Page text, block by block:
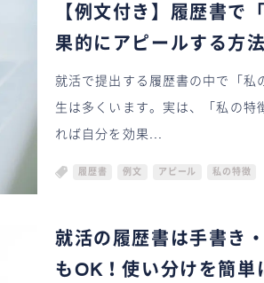
【例文付き】履歴書で
果的にアピールする方
就活で提出する履歴書の中で「私
生は多くいます。実は、「私の特
れば自分を効果...
履歴書 例文 アピール 私の特徴
就活の履歴書は手書き
もOK！使い分けを簡単